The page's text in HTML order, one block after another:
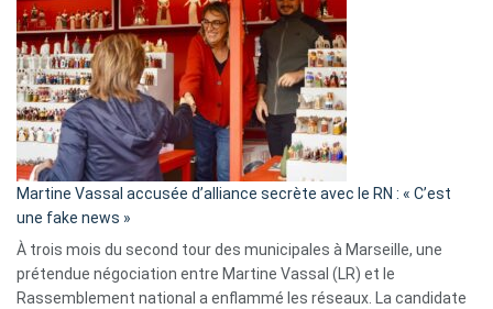
Algérie
Martine Vassal accusée d’alliance secrète avec le RN : « C’est
une fake news »
À trois mois du second tour des municipales à Marseille, une
prétendue négociation entre Martine Vassal (LR) et le
Rassemblement national a enflammé les réseaux. La candidate